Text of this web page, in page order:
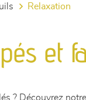
relaxation
et
? Découvrez